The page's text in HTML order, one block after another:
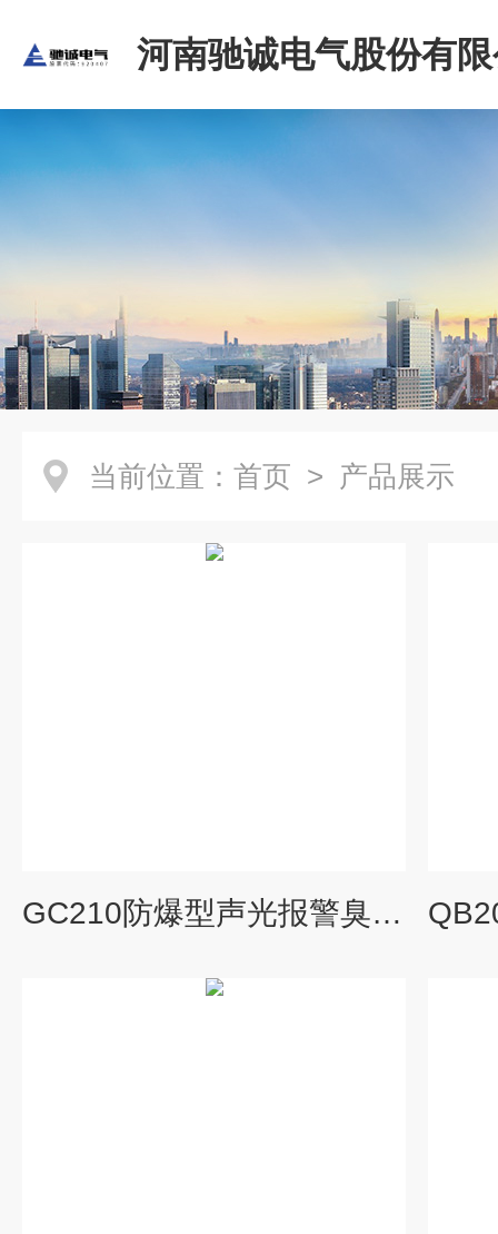
河南驰诚电气股份有
当前位置： 首页 > 产品展示
GC210防爆型声光报警臭氧检测报警器防水型